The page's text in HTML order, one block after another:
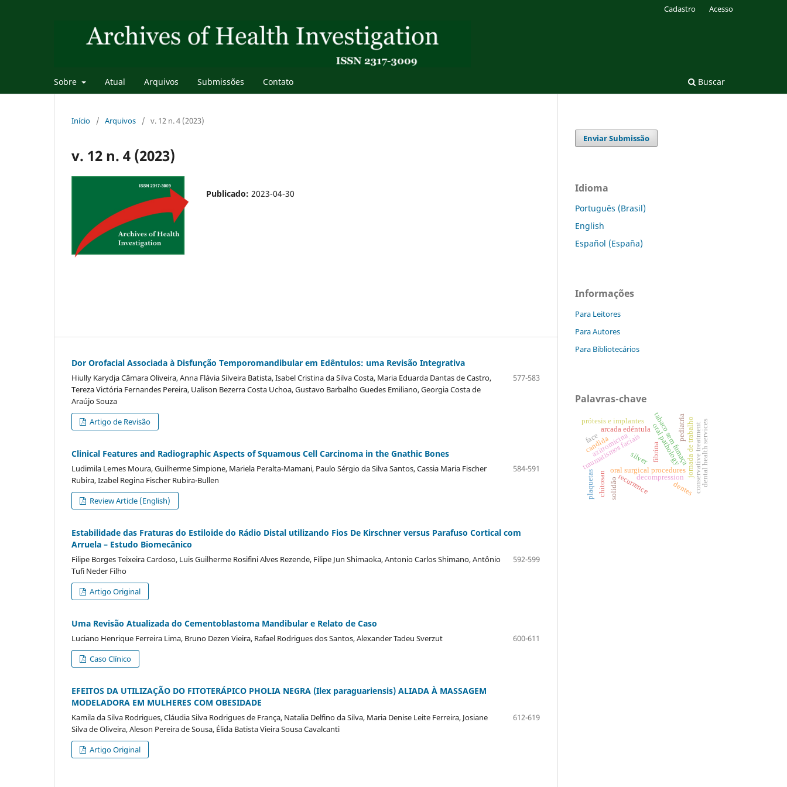
Sobre Atual Arquivos Submissões Contato Buscar
Cadastro Acesso
Início / Arquivos / v. 12 n. 4 (2023)
v. 12 n. 4 (2023)
Publicado: 2023-04-30
Dor Orofacial Associada à Disfunção Temporomandibular em Edêntulos: uma Revisão Integrativa
Hiully Karydja Câmara Oliveira, Anna Flávia Silveira Batista, Isabel Cristina da Silva Costa, Maria Eduarda Dantas de Castro,
Tereza Victória Fernandes Pereira, Ualison Bezerra Costa Uchoa, Gustavo Barbalho Guedes Emiliano, Georgia Costa de
Araújo Souza
577-583
Artigo de Revisão
Clinical Features and Radiographic Aspects of Squamous Cell Carcinoma in the Gnathic Bones
Ludimila Lemes Moura, Guilherme Simpione, Mariela Peralta-Mamani, Paulo Sérgio da Silva Santos, Cassia Maria Fischer
Rubira, Izabel Regina Fischer Rubira-Bullen
584-591
Review Article (English)
Estabilidade das Fraturas do Estiloide do Rádio Distal utilizando Fios De Kirschner versus Parafuso Cortical com
Arruela – Estudo Biomecânico
Filipe Borges Teixeira Cardoso, Luis Guilherme Rosifini Alves Rezende, Filipe Jun Shimaoka, Antonio Carlos Shimano, Antônio
Tufi Neder Filho
592-599
Artigo Original
Uma Revisão Atualizada do Cementoblastoma Mandibular e Relato de Caso
Luciano Henrique Ferreira Lima, Bruno Dezen Vieira, Rafael Rodrigues dos Santos, Alexander Tadeu Sverzut
600-611
Caso Clínico
EFEITOS DA UTILIZAÇÃO DO FITOTERÁPICO PHOLIA NEGRA (Ilex paraguariensis) ALIADA À MASSAGEM
MODELADORA EM MULHERES COM OBESIDADE
Kamila da Silva Rodrigues, Cláudia Silva Rodrigues de França, Natalia Delfino da Silva, Maria Denise Leite Ferreira, Josiane
Silva de Oliveira, Aleson Pereira de Sousa, Élida Batista Vieira Sousa Cavalcanti
612-619
Artigo Original
Enviar Submissão
Idioma
Português (Brasil)
English
Español (España)
Informações
Para Leitores
Para Autores
Para Bibliotecários
Palavras-chave
traumatismos faciais tabaco sem fumaça
oral surgical procedures
oral pathology
arcada edéntula
prótesis e implantes
azitromicina
pediatria
recurrence
jornada de trabalho
decompression conservative treatmentdental health services
chitosan
silver
candida
plaquetas
fibrina
face
solidão dentes